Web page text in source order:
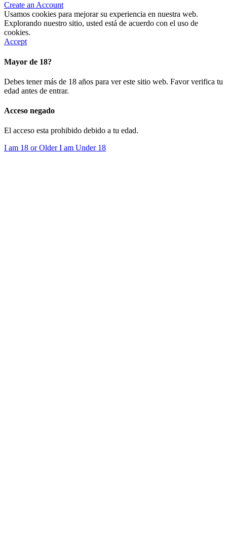
Create an Account
Usamos cookies para mejorar su experiencia en nuestra web.
Explorando nuestro sitio, usted está de acuerdo con el uso de
cookies.
Accept
Mayor de 18?
Debes tener más de 18 años para ver este sitio web. Favor verifica tu
edad antes de entrar.
Acceso negado
El acceso esta prohibido debido a tu edad.
I am 18 or OlderI am Under 18